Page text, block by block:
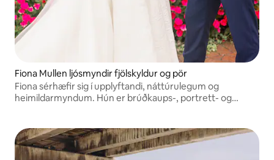
Fiona Mullen ljósmyndir fjölskyldur og pör
Fiona sérhæfir sig í upplyftandi, náttúrulegum og
heimildarmyndum. Hún er brúðkaups-, portrett- og